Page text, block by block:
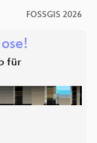
FOSSGIS 2026
für